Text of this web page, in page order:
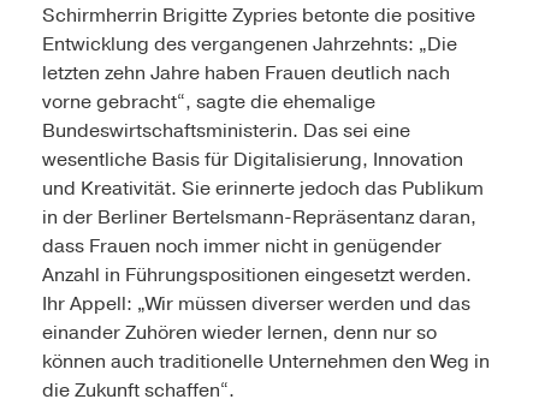
Schirmherrin Brigitte Zypries betonte die positive
Entwicklung des vergangenen Jahrzehnts: „Die
letzten zehn Jahre haben Frauen deutlich nach
vorne gebracht“, sagte die ehemalige
Bundeswirtschaftsministerin. Das sei eine
wesentliche Basis für Digitalisierung, Innovation
und Kreativität. Sie erinnerte jedoch das Publikum
in der Berliner Bertelsmann-Repräsentanz daran,
dass Frauen noch immer nicht in genügender
Anzahl in Führungspositionen eingesetzt werden.
Ihr Appell: „Wir müssen diverser werden und das
einander Zuhören wieder lernen, denn nur so
können auch traditionelle Unternehmen den Weg in
die Zukunft schaffen“.